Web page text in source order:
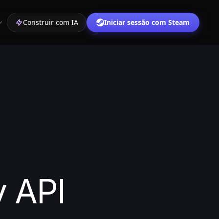
Construir com IA Iniciar sessão com Steam
API